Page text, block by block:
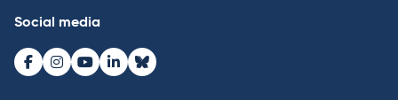
Social media
Facebook
Instagram
Youtube
LinkedInBluesky